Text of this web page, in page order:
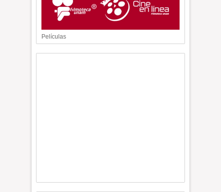
Películas